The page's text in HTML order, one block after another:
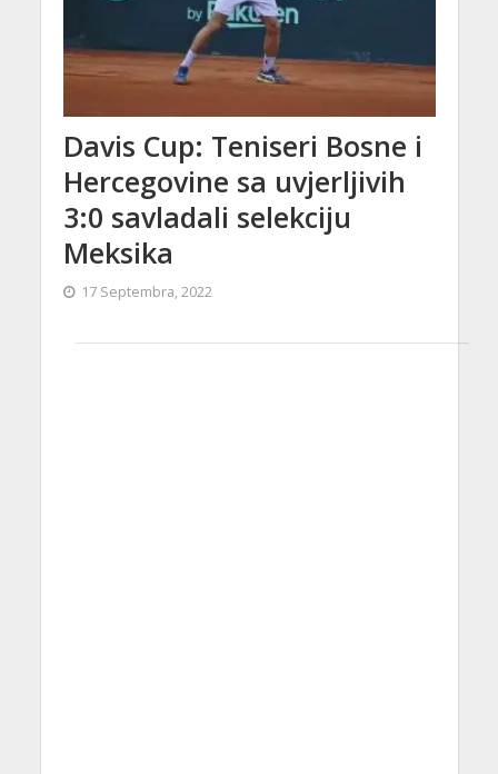
Davis Cup: Teniseri Bosne i
Hercegovine sa uvjerljivih
3:0 savladali selekciju
Meksika
17 Septembra, 2022